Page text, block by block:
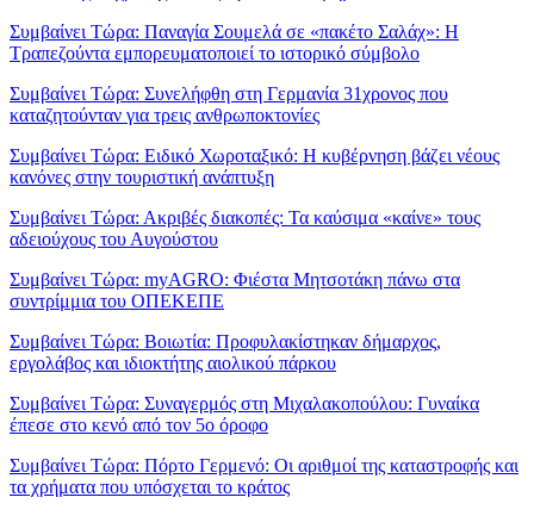
Συμβαίνει Τώρα: Παναγία Σουμελά σε «πακέτο Σαλάχ»: Η
Τραπεζούντα εμπορευματοποιεί το ιστορικό σύμβολο
Συμβαίνει Τώρα: Συνελήφθη στη Γερμανία 31χρονος που
καταζητούνταν για τρεις ανθρωποκτονίες
Συμβαίνει Τώρα: Ειδικό Χωροταξικό: Η κυβέρνηση βάζει νέους
κανόνες στην τουριστική ανάπτυξη
Συμβαίνει Τώρα: Ακριβές διακοπές: Τα καύσιμα «καίνε» τους
αδειούχους του Αυγούστου
Συμβαίνει Τώρα: myAGRO: Φιέστα Μητσοτάκη πάνω στα
συντρίμμια του ΟΠΕΚΕΠΕ
Συμβαίνει Τώρα: Βοιωτία: Προφυλακίστηκαν δήμαρχος,
εργολάβος και ιδιοκτήτης αιολικού πάρκου
Συμβαίνει Τώρα: Συναγερμός στη Μιχαλακοπούλου: Γυναίκα
έπεσε στο κενό από τον 5ο όροφο
Συμβαίνει Τώρα: Πόρτο Γερμενό: Οι αριθμοί της καταστροφής και
τα χρήματα που υπόσχεται το κράτος